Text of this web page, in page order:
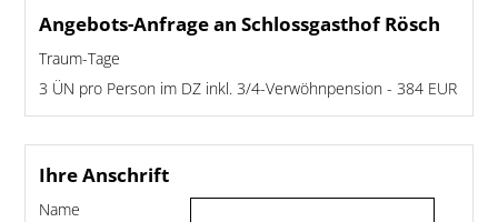
Angebots-Anfrage an Schlossgasthof Rösch
Traum-Tage
3 ÜN pro Person im DZ inkl. 3/4-Verwöhnpension - 384 EUR
Ihre Anschrift
Name